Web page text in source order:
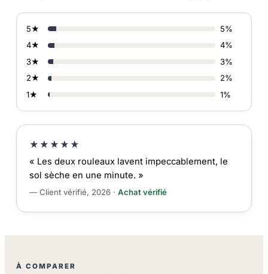
5★
5%
4★
4%
3★
3%
2★
2%
1★
1%
★★★★★
« Les deux rouleaux lavent impeccablement, le
sol sèche en une minute. »
— Client vérifié, 2026 · Achat vérifié
À COMPARER